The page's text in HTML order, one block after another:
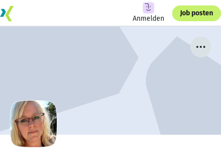
Anmelden
Job posten